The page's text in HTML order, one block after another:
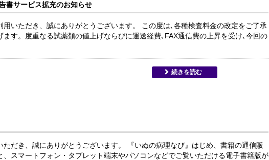
書サービス拡充のお知らせ
いただき、誠にありがとうございます。 この度は､各種検査料金の改定をご了承
ます。度重なる試薬類の値上げならびに運送経費､FAX通信費の上昇を受け､今回の
続きを読む
ただき、誠にありがとうございます。 『いぬの病理なび』はじめ、書籍の通信販
、スマートフォン・タブレット端末やパソコンなどでご覧いただける電子書籍版が